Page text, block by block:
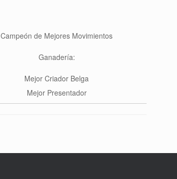
Campeón de Mejores Movimientos
Ganadería:
Mejor Criador Belga
Mejor Presentador